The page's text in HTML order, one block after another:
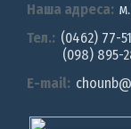
Наша адреса:
Тел.: (0462) 77-
(098) 895-
E-mail: